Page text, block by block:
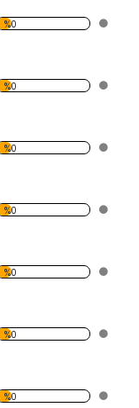
%0
%0
%0
%0
%0
%0
%0